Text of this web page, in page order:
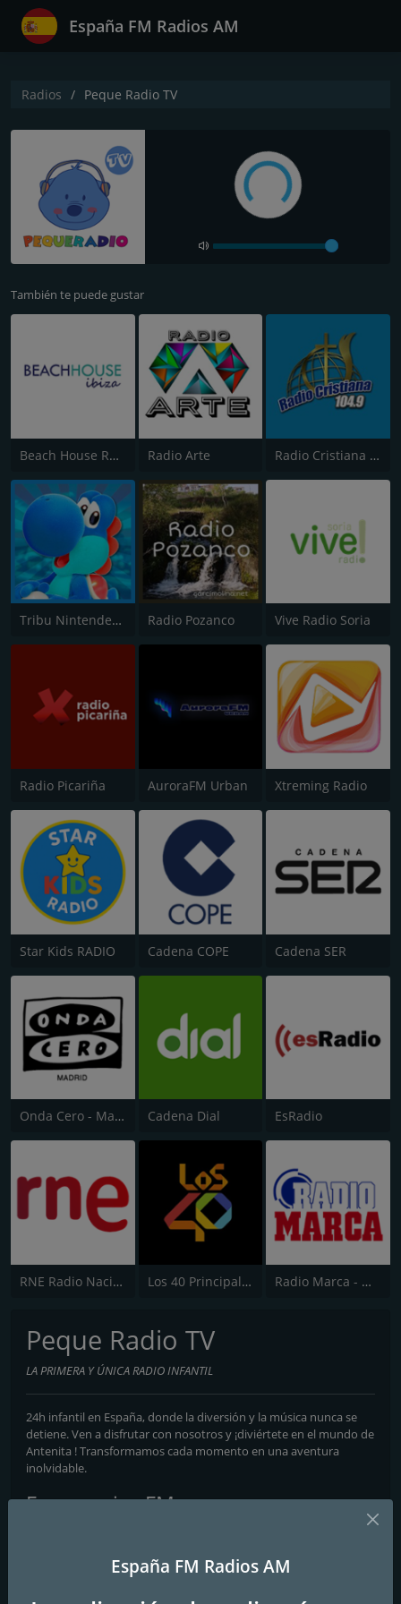
España FM Radios AM
Radios Peque Radio TV
También te puede gustar
Beach House Radio Ibiza Radio Arte Radio Cristiana 104.9 FM
Tribu Nintendera FM Radio Pozanco Vive Radio Soria
Radio Picariña AuroraFM Urban Xtreming Radio
Star Kids RADIO Cadena COPE Cadena SER
Onda Cero - Madrid Cadena Dial EsRadio
RNE Radio Nacional (Radio 1) Los 40 Principales Radio Marca - Nacional
Peque Radio TV
LA PRIMERA Y ÚNICA RADIO INFANTIL
24h infantil en España, donde la diversión y la música nunca se
detiene. Ven a disfrutar con nosotros y ¡diviértete en el mundo de
Antenita ! Transformamos cada momento en una aventura
inolvidable.
Frecuencias FM
Contactos
España FM Radios AM